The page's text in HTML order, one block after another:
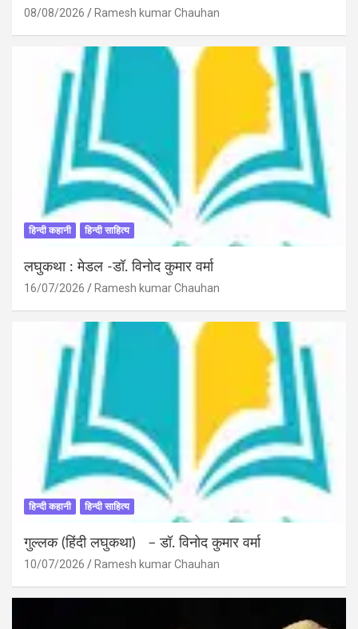
08/08/2026 Ramesh kumar Chauhan
हिन्दी कहानी हिन्दी साहित्य
लघुकथा : मेडल -डॉ. विनोद कुमार वर्मा
16/07/2026 Ramesh kumar Chauhan
हिन्दी कहानी हिन्दी साहित्य
गुल्लक (हिंदी लघुकथा) – डॉ. विनोद कुमार वर्मा
10/07/2026 Ramesh kumar Chauhan